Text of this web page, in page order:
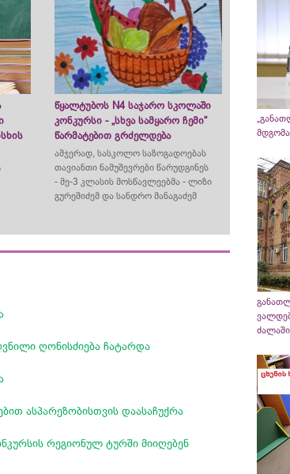
წყალტუბოს N4 საჯარო სკოლაში
კონკურსი - „სხვა სამყარო ჩემი“
წარმატებით გრძელდება
ამჯერად, სასკოლო საზოგადოებას
თავიანთი ნამუშევრები წარუდგინეს
- მე-3 კლასის მოსწავლეებმა - ლიზი
გურეშიძემდა სანდრო მანაგაძემ
ღონისძიება ჩატარდა
ასპარეზობისთვის დაასაჩუქრა
რეგიონულ ტურში მიიღებენ